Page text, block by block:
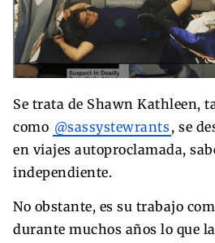
Se trata de Shawn Kathleen,
como @sassystewrants, se
en viajes autoproclamada,
independiente.
No obstante, es su trabajo
durante muchos años lo que